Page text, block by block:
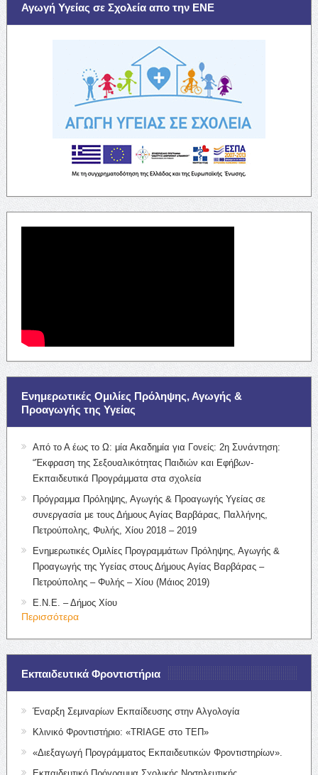
Αγωγή Υγείας σε Σχολεία απο την ΕΝΕ
Ενημερωτικές Ομιλίες Πρόληψης, Αγωγής &
Προαγωγής της Υγείας
Από το Α έως το Ω: μία Ακαδημία για Γονείς: 2η Συνάντηση:
“Έκφραση της Σεξουαλικότητας Παιδιών και Εφήβων-
Εκπαιδευτικά Προγράμματα στα σχολεία
Πρόγραμμα Πρόληψης, Αγωγής & Προαγωγής Υγείας σε
συνεργασία με τους Δήμους Αγίας Βαρβάρας, Παλλήνης,
Πετρούπολης, Φυλής, Χίου 2018 – 2019
Ενημερωτικές Ομιλίες Προγραμμάτων Πρόληψης, Αγωγής &
Προαγωγής της Υγείας στους Δήμους Αγίας Βαρβάρας –
Πετρούπολης – Φυλής – Χίου (Μάιος 2019)
Ε.Ν.Ε. – Δήμος Χίου
Περισσότερα
Εκπαιδευτικά Φροντιστήρια
Έναρξη Σεμιναρίων Εκπαίδευσης στην Αλγολογία
Κλινικό Φροντιστήριο: «TRIAGE στο ΤΕΠ»
«Διεξαγωγή Προγράμματος Εκπαιδευτικών Φροντιστηρίων».